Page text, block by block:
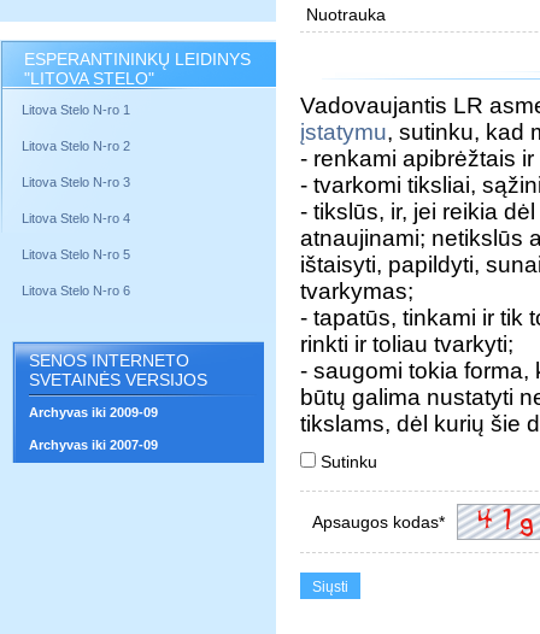
ESPERANTININKŲ LEIDINYS
"LITOVA STELO"
Litova Stelo N-ro 1
Litova Stelo N-ro 2
Litova Stelo N-ro 3
Litova Stelo N-ro 4
Litova Stelo N-ro 5
Litova Stelo N-ro 6
SENOS INTERNETO
SVETAINĖS VERSIJOS
Archyvas iki 2009-09
Archyvas iki 2007-09
Nuotrauka
Vadovaujantis LR
įstatymu, sutinku, kad
- renkami apibrėžtais
- tvarkomi tiksliai,
- tikslūs, ir, jei reikia
atnaujinami; netikslūs
ištaisyti, papildyti,
tvarkymas;
- tapatūs, tinkami ir tik
rinkti ir toliau tvarkyti;
- saugomi tokia
būtų galima nustatyti
tikslams, dėl kurių šie
Sutinku
Apsaugos kodas*